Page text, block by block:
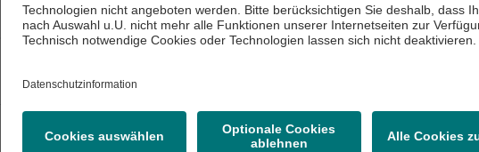
können. Damit möchten wir Ihnen Sorgen und Ängste bezüglich
Schwangerschaftsrisiken nehmen und Sie auch ermutigen,
Ein besonderer Schwerpunkt liegt auf der Bedeutung der
Vorsorgeuntersuchungen und der Überwachung der kindlichen
Entwicklung, um potenzielle Risiken frühzeitig zu erkennen und